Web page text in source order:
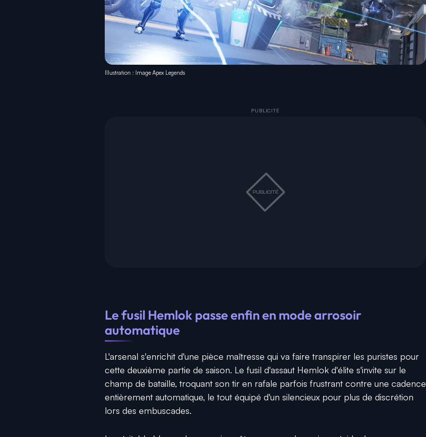
Illustration : Image Apex Legends
Le fusil Hemlok passe enfin en mode arrosoir
automatique
L'arsenal s'enrichit d'une pièce maîtresse qui va faire transpirer les puristes pour
cette deuxième partie de saison. Le fusil d'assaut Hemlok d'élite s'invite sur le
champ de bataille, troquant son tir en rafale parfois frustrant contre une cadence
entièrement automatique, le tout équipé d'un silencieux pour plus de discrétion
lors des embuscades.